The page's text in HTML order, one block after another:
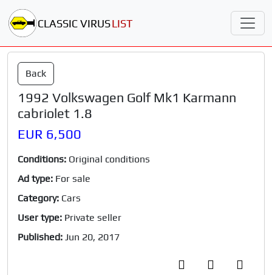
CLASSIC VIRUSLIST
Back
1992 Volkswagen Golf Mk1 Karmann
cabriolet 1.8
EUR 6,500
Conditions: Original conditions
Ad type: For sale
Category: Cars
User type: Private seller
Published: Jun 20, 2017